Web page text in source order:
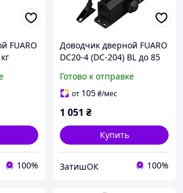
FUARO
100%
Доводчик дверной FUARO
DC20-4 (DC-204) BL до 85
Готово к отправке
от 105₴/мес
1 051 ₴
Купить
ЗатишОК 100%